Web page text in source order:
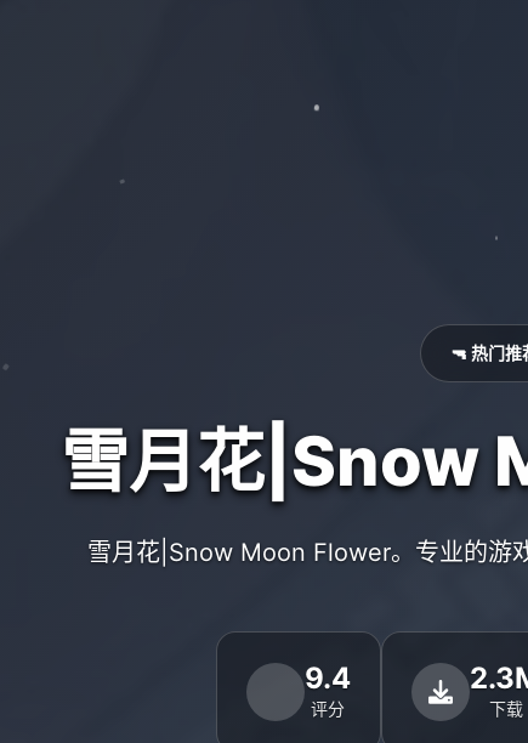
🔫 热门推
雪月花|Snow
雪月花|Snow Moon Flower。专业的游
9.4
评分 下载